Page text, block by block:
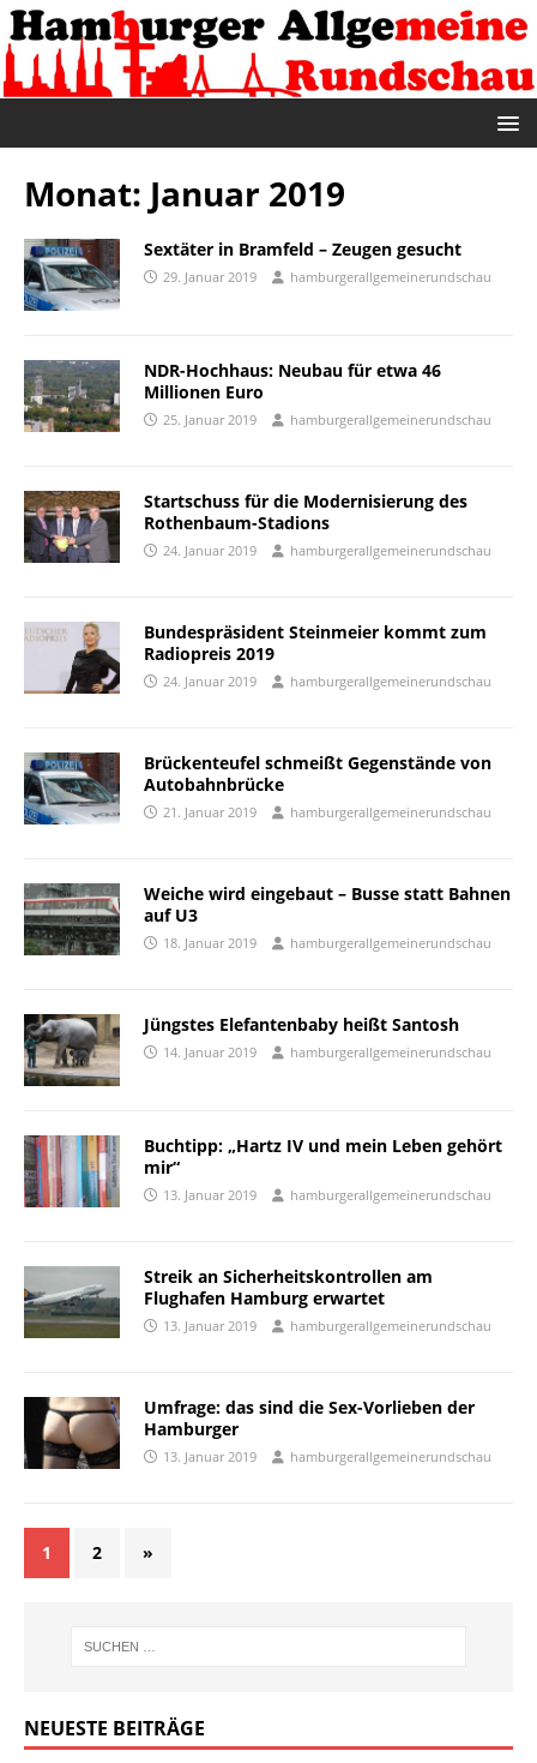
Monat: Januar 2019
Sextäter in Bramfeld – Zeugen gesucht
29. Januar 2019 hamburgerallgemeinerundschau
NDR-Hochhaus: Neubau für etwa 46
Millionen Euro
25. Januar 2019 hamburgerallgemeinerundschau
Startschuss für die Modernisierung des
Rothenbaum-Stadions
24. Januar 2019 hamburgerallgemeinerundschau
Bundespräsident Steinmeier kommt zum
Radiopreis 2019
24. Januar 2019 hamburgerallgemeinerundschau
Brückenteufel schmeißt Gegenstände von
Autobahnbrücke
21. Januar 2019 hamburgerallgemeinerundschau
Weiche wird eingebaut – Busse statt Bahnen
auf U3
18. Januar 2019 hamburgerallgemeinerundschau
Jüngstes Elefantenbaby heißt Santosh
14. Januar 2019 hamburgerallgemeinerundschau
Buchtipp: „Hartz IV und mein Leben gehört
mir“
13. Januar 2019 hamburgerallgemeinerundschau
Streik an Sicherheitskontrollen am
Flughafen Hamburg erwartet
13. Januar 2019 hamburgerallgemeinerundschau
Umfrage: das sind die Sex-Vorlieben der
Hamburger
13. Januar 2019 hamburgerallgemeinerundschau
1 2 »
NEUESTE BEITRÄGE